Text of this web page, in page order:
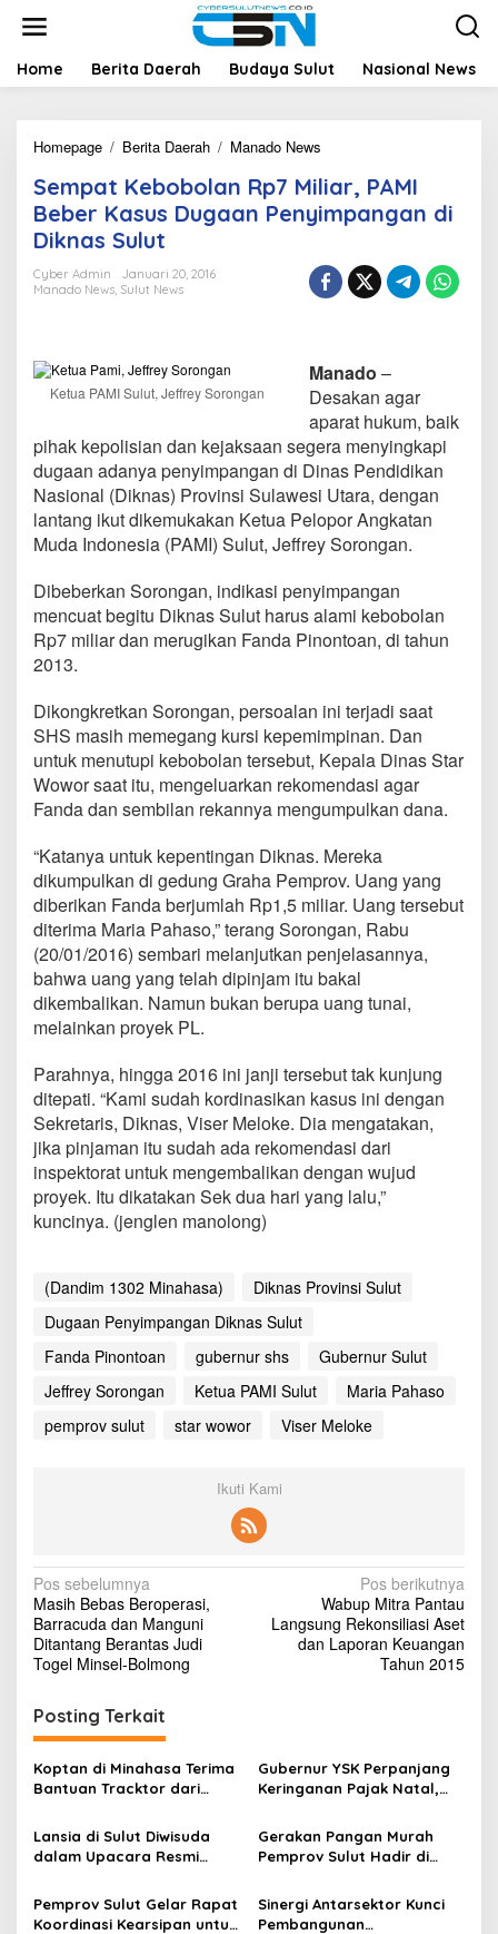
t
Home Berita Daerah Budaya Sulut Nasional News
Homepage / Berita Daerah / Manado News
m
p
a
K
e
o
l
a
n
R
p
7
M
i
l
a
r
,
P
I
B
e
b
e
r
a
s
u
s
D
u
g
a
a
e
n
y
i
m
p
a
n
d
i
k
s
Sempat Kebobolan Rp7 Miliar, PAMI
Beber Kasus Dugaan Penyimpangan di
Diknas Sulut
Cyber Admin
Januari 20, 2016
Manado News, Sulut News
Ketua PAMI Sulut, Jeffrey Sorongan
Manado –
Desakan agar
aparat hukum, baik
pihak kepolisian dan kejaksaan segera menyingkapi
dugaan adanya penyimpangan di Dinas Pendidikan
Nasional (Diknas) Provinsi Sulawesi Utara, dengan
lantang ikut dikemukakan Ketua Pelopor Angkatan
Muda Indonesia (PAMI) Sulut, Jeffrey Sorongan.
Dibeberkan Sorongan, indikasi penyimpangan
mencuat begitu Diknas Sulut harus alami kebobolan
Rp7 miliar dan merugikan Fanda Pinontoan, di tahun
2013.
Dikongkretkan Sorongan, persoalan ini terjadi saat
SHS masih memegang kursi kepemimpinan. Dan
untuk menutupi kebobolan tersebut, Kepala Dinas Star
Wowor saat itu, mengeluarkan rekomendasi agar
Fanda dan sembilan rekannya mengumpulkan dana.
“Katanya untuk kepentingan Diknas. Mereka
dikumpulkan di gedung Graha Pemprov. Uang yang
diberikan Fanda berjumlah Rp1,5 miliar. Uang tersebut
diterima Maria Pahaso,” terang Sorongan, Rabu
(20/01/2016) sembari melanjutkan penjelasannya,
bahwa uang yang telah dipinjam itu bakal
dikembalikan. Namun bukan berupa uang tunai,
melainkan proyek PL.
Parahnya, hingga 2016 ini janji tersebut tak kunjung
ditepati. “Kami sudah kordinasikan kasus ini dengan
Sekretaris, Diknas, Viser Meloke. Dia mengatakan,
jika pinjaman itu sudah ada rekomendasi dari
inspektorat untuk mengembalikan dengan wujud
proyek. Itu dikatakan Sek dua hari yang lalu,”
kuncinya. (jenglen manolong)
(Dandim 1302 Minahasa)
Diknas Provinsi Sulut
Dugaan Penyimpangan Diknas Sulut
Fanda Pinontoan
gubernur shs
Gubernur Sulut
Jeffrey Sorongan
Ketua PAMI Sulut
Maria Pahaso
pemprov sulut
star wowor Viser Meloke
Ikuti Kami
N
a
v
i
g
a
s
i
p
o
s
Pos sebelumnya
Masih Bebas Beroperasi,
Barracuda dan Manguni
Ditantang Berantas Judi
Togel Minsel-Bolmong
Pos berikutnya
Wabup Mitra Pantau
Langsung Rekonsiliasi Aset
dan Laporan Keuangan
Tahun 2015
Posting Terkait
Koptan di Minahasa Terima
Bantuan Tracktor dari
Ketahanan Pangan
Gubernur YSK Perpanjang
Keringanan Pajak Natal,
hingga 20 Desember!
Lansia di Sulut Diwisuda
dalam Upacara Resmi
Mailangkay
Gerakan Pangan Murah
Pemprov Sulut Hadir di
Selatan
Pemprov Sulut Gelar Rapat
Koordinasi Kearsipan untuk
Sinergi Antarsektor Kunci
Pembangunan